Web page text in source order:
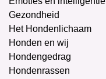
Gezondheid
Het Hondenlichaam
Honden en wij
Hondengedrag
Hondenrassen